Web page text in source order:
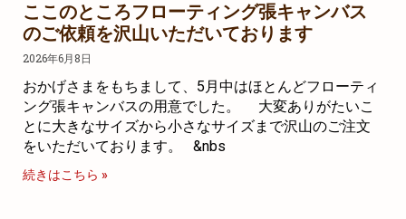
ここのところフローティング張キャンバス
のご依頼を沢山いただいております
2026年6月8日
おかげさまをもちまして、5月中はほとんどフローティ
ング張キャンバスの用意でした。 大変ありがたいこ
とに大きなサイズから小さなサイズまで沢山のご注文
をいただいております。 &nbs
続きはこちら »